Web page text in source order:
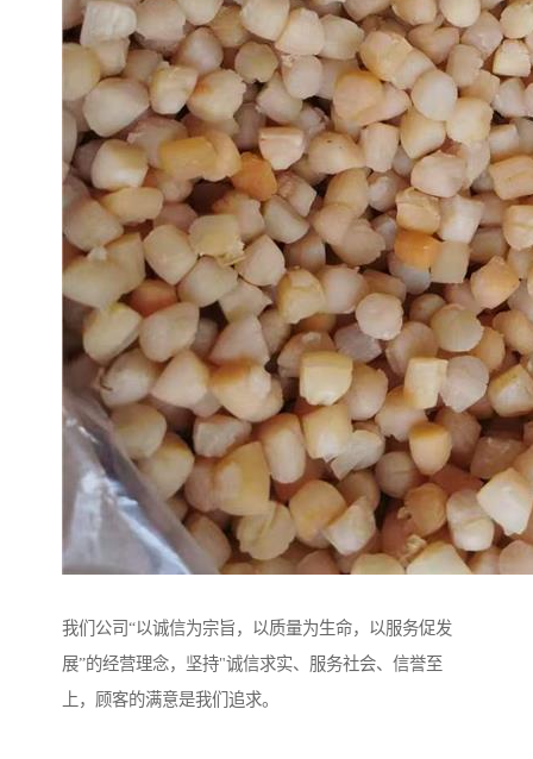
我们公司“以诚信为宗旨，以质量为生命，以服务促发
展”的经营理念，坚持"诚信求实、服务社会、信誉至
上，顾客的满意是我们追求。